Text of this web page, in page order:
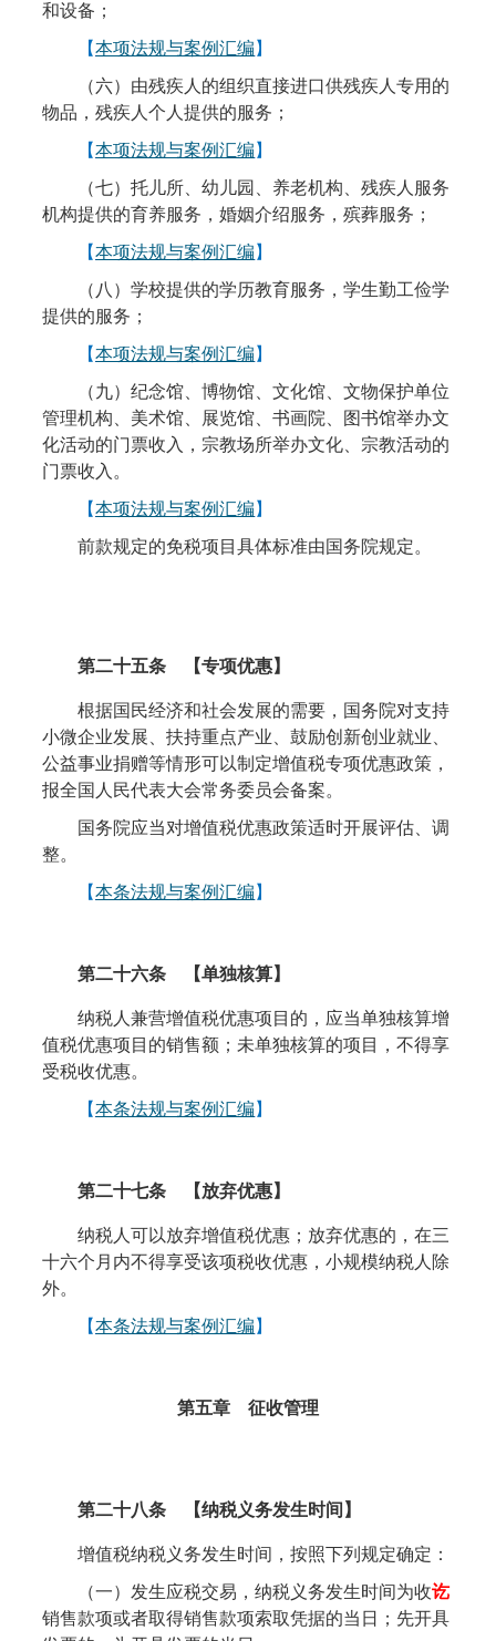
和设备；
【本项法规与案例汇编 】
（六）由残疾人的组织直接进口供残疾人专用的
物品，残疾人个人提供的服务；
【本项法规与案例汇编 】
（七）托儿所、幼儿园、养老机构、残疾人服务
机构提供的育养服务，婚姻介绍服务，殡葬服务；
【本项法规与案例汇编 】
（八）学校提供的学历教育服务，学生勤工俭学
提供的服务；
【本项法规与案例汇编 】
（九）纪念馆、博物馆、文化馆、文物保护单位
管理机构、美术馆、展览馆、书画院、图书馆举办文
化活动的门票收入，宗教场所举办文化、宗教活动的
门票收入。
【本项法规与案例汇编 】
前款规定的免税项目具体标准由国务院规定。
第二十五条 【专项优惠】
根据国民经济和社会发展的需要，国务院对支持
小微企业发展、扶持重点产业、鼓励创新创业就业、
公益事业捐赠等情形可以制定增值税专项优惠政策，
报全国人民代表大会常务委员会备案。
国务院应当对增值税优惠政策适时开展评估、调
整。
【本条法规与案例汇编 】
第二十六条 【单独核算】
纳税人兼营增值税优惠项目的，应当单独核算增
值税优惠项目的销售额；未单独核算的项目，不得享
受税收优惠。
【本条法规与案例汇编 】
第二十七条 【放弃优惠】
纳税人可以放弃增值税优惠；放弃优惠的，在三
十六个月内不得享受该项税收优惠，小规模纳税人除
外。
【本条法规与案例汇编 】
第五章 征收管理
第二十八条 【纳税义务发生时间】
增值税纳税义务发生时间，按照下列规定确定：
（一）发生应税交易，纳税义务发生时间为收讫
销售款项或者取得销售款项索取凭据的当日；先开具